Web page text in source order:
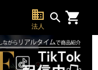
business
法人
search